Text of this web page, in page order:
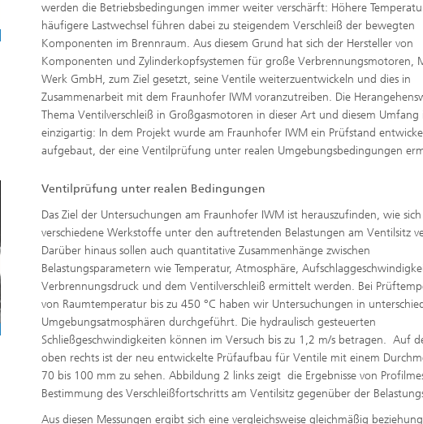
werden die Betriebsbedingungen immer weiter verschärft: Höhere
häufigere Lastwechsel führen dabei zu steigendem Verschleiß der bewegten
Komponenten im Brennraum. Aus diesem Grund hat sich der Hersteller von
Komponenten und Zylinderkopfsystemen für große Verbrennungsmotoren,
Werk GmbH, zum Ziel gesetzt, seine Ventile weiterzuentwickeln und dies in
Zusammenarbeit mit dem Fraunhofer IWM voranzutreiben. Die
Thema Ventilverschleiß in Großgasmotoren in dieser Art und diesem Umfang
einzigartig: In dem Projekt wurde am Fraunhofer IWM ein Prüfstand
aufgebaut, der eine Ventilprüfung unter realen Umgebungsbedingungen
Ventilprüfung unter realen Bedingungen
Das Ziel der Untersuchungen am Fraunhofer IWM ist herauszufinden, wie sich
verschiedene Werkstoffe unter den auftretenden Belastungen am Ventilsitz
Darüber hinaus sollen auch quantitative Zusammenhänge zwischen
Belastungsparametern wie Temperatur, Atmosphäre,
Verbrennungsdruck und dem Ventilverschleiß ermittelt werden. Bei
von Raumtemperatur bis zu 450 °C haben wir Untersuchungen in
Umgebungsatmosphären durchgeführt. Die hydraulisch gesteuerten
Schließgeschwindigkeiten können im Versuch bis zu 1,2 m/s betragen. Auf
oben rechts ist der neu entwickelte Prüfaufbau für Ventile mit einem
70 bis 100 mm zu sehen. Abbildung 2 links zeigt die Ergebnisse von
Bestimmung des Verschleißfortschritts am Ventilsitz gegenüber der
Aus diesen Messungen ergibt sich eine vergleichsweise gleichmäßig